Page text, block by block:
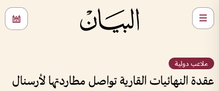
ملاعب دولية
عقدة النهائيات القارية تواصل مطاردتها لأرسنال